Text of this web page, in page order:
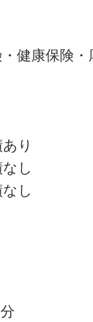
健康保険
り
し
し